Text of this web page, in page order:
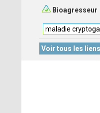
Bioagresseur
maladie
Voir tous les liens